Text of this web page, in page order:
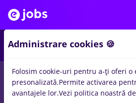
locuri de muncaresurs umane
Transport / Distributie, Medicina /
Administrare cookies 🍪
Folosim cookie-uri pentru a-ți oferi o
presonalizată.Permite activarea
avantajele lor.Vezi politica noastră de